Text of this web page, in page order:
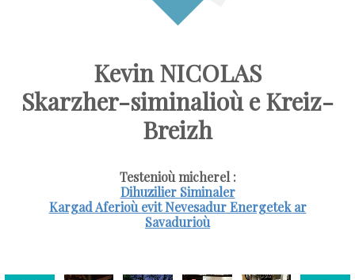
Kevin NICOLAS
Skarzher-siminalioù e Kreiz-
Breizh
Testenioù micherel :
Dihuzilier Siminaler
Kargad Aferioù evit Nevesadur Energetek ar
Savadurioù